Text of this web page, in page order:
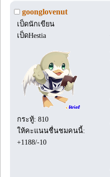
goonglovenut
เป็ดนักเขียน
เป็ดHestia
กระทู้: 810
ให้คะแนนชื่นชมคนนี้:
+1188/-10